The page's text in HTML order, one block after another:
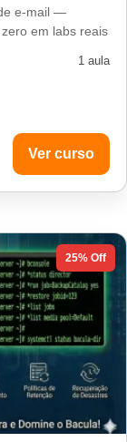
e-mail —
em labs reais
1 aula
Ver curso
25% Off